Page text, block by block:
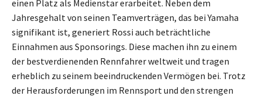
einen Platz als Medienstar erarbeitet. Neben dem
Jahresgehalt von seinen Teamverträgen, das bei Yamaha
signifikant ist, generiert Rossi auch beträchtliche
Einnahmen aus Sponsorings. Diese machen ihn zu einem
der bestverdienenden Rennfahrer weltweit und tragen
erheblich zu seinem beeindruckenden Vermögen bei. Trotz
der Herausforderungen im Rennsport und den strengen